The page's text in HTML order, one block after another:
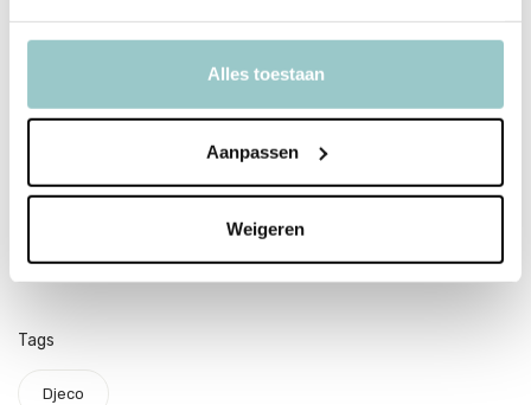
Alles toestaan
Aanpassen
Weigeren
SKU DJ05488
3070900054882
Tags
Djeco